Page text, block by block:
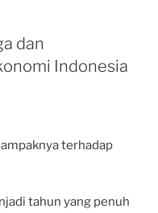
dan
Indonesia
terhadap
tahun yang penuh